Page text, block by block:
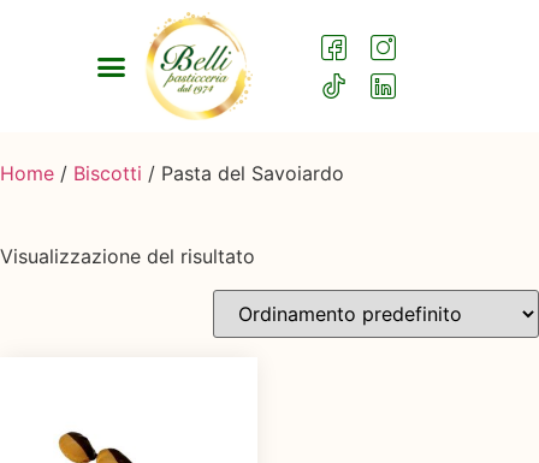
Home / Biscotti / Pasta del Savoiardo
Visualizzazione del risultato